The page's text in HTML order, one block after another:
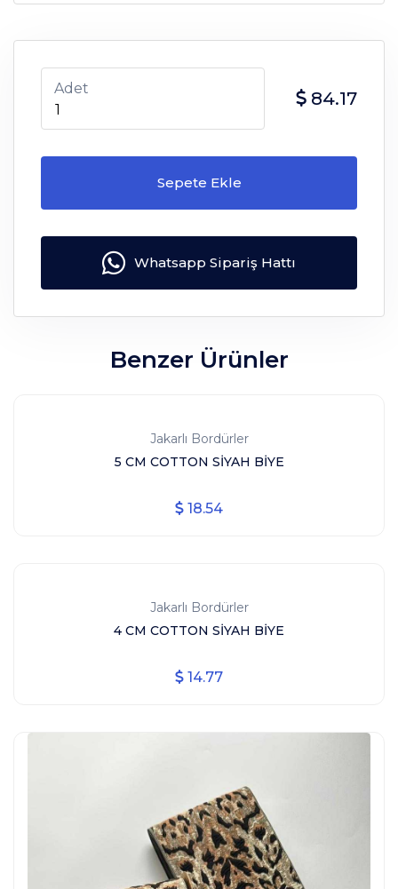
Adet 84.17
Sepete Ekle
Whatsapp Sipariş Hattı
Benzer Ürünler
Jakarlı Bordürler
5 CM COTTON SİYAH BİYE
18.54
Jakarlı Bordürler
4 CM COTTON SİYAH BİYE
14.77